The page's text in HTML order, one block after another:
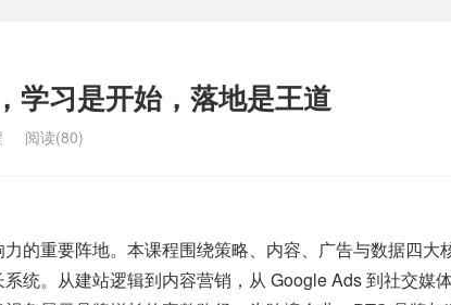
学习是开始，落地是王道
阅读(80)
的重要阵地。本课程围绕策略、内容、广告与数据四大
统。从建站逻辑到内容营销，从 Google Ads 到社交媒